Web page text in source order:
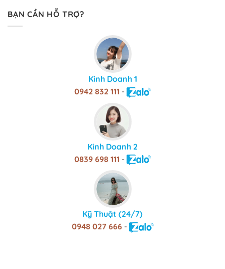
BẠN CẦN HỖ TRỢ?
Kinh Doanh 1
0942 832 111 -
Kinh Doanh 2
0839 698 111 -
Kỹ Thuật (24/7)
0948 027 666-